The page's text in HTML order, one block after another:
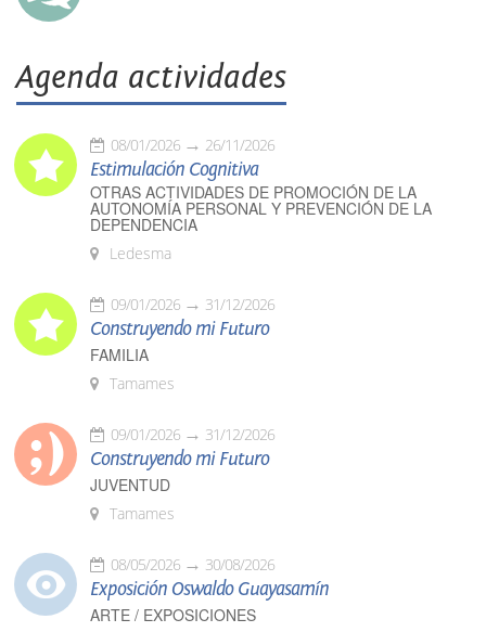
Agenda actividades
08/01/2026 26/11/2026
Estimulación Cognitiva
OTRAS ACTIVIDADES DE PROMOCIÓN DE LA
AUTONOMÍA PERSONAL Y PREVENCIÓN DE LA
DEPENDENCIA
Ledesma
09/01/2026 31/12/2026
Construyendo mi Futuro
FAMILIA
Tamames
09/01/2026 31/12/2026
Construyendo mi Futuro
JUVENTUD
Tamames
08/05/2026 30/08/2026
Exposición Oswaldo Guayasamín
ARTE / EXPOSICIONES